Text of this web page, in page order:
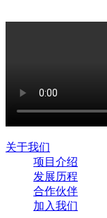
关于我们
项目介绍
发展历程
合作伙伴
加入我们